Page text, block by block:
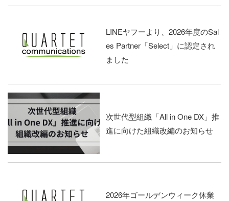
LINEヤフーより、2026年度のSal
es Partner「Select」に認定され
ました
次世代型組織「All in One DX」推
進に向けた組織改編のお知らせ
2026年ゴールデンウィーク休業